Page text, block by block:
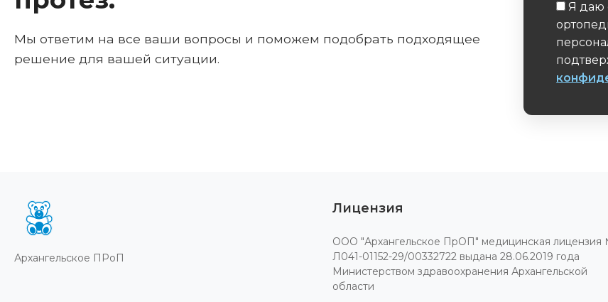
Мы ответим на все ваши вопросы и поможем подобрать подходящее
решение для вашей ситуации.
Я даю
Архангельское ПРоП
Лицензия
ООО "Архангельское ПрОП" медицинская
Л041-01152-29/00332722 выдана 28.06.2019 года
Министерством здравоохранения Архангельской
области